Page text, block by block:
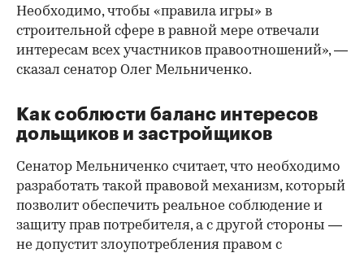
Необходимо, чтобы «правила игры» в
строительной сфере в равной мере отвечали
интересам всех участников правоотношений», —
сказал сенатор Олег Мельниченко.
Как соблюсти баланс интересов
дольщиков и застройщиков
Сенатор Мельниченко считает, что необходимо
разработать такой правовой механизм, который
позволит обеспечить реальное соблюдение и
защиту прав потребителя, а с другой стороны —
не допустит злоупотребления правом с